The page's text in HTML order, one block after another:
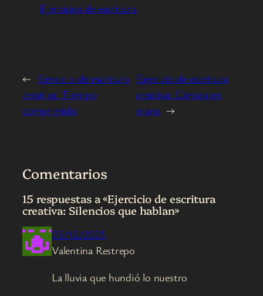
Ejercicios de escritura
← Ejercicio de escritura
creativa: Tiempo
comprimido
Ejercicio de escritura
creativa: Cámara en
mano →
Comentarios
15 respuestas a «Ejercicio de escritura
creativa: Silencios que hablan»
03/12/2025
Valentina Restrepo
La lluvia que hundió lo nuestro